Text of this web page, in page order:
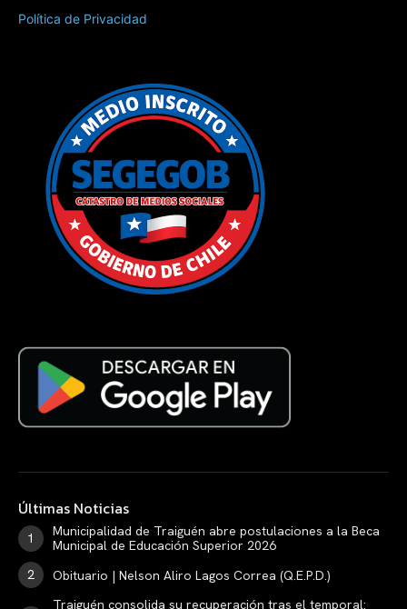
Política de Privacidad
Últimas Noticias
Municipalidad de Traiguén abre postulaciones a la Beca
Municipal de Educación Superior 2026
Obituario | Nelson Aliro Lagos Correa (Q.E.P.D.)
Traiguén consolida su recuperación tras el temporal: